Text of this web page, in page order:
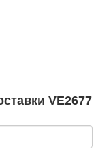
VE2677